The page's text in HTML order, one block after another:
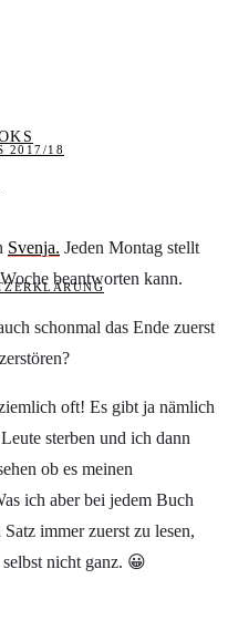
2017/18
Svenja. Jeden Montag stellt
beantworten kann.
schonmal das Ende zuerst
oft! Es gibt ja nämlich
sterben und ich dann
ob es meinen
ich aber bei jedem Buch
immer zuerst zu lesen,
nicht ganz. 😀